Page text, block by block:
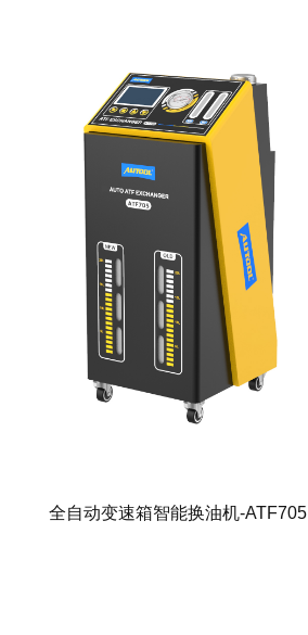
全自动变速箱智能换油机-ATF705